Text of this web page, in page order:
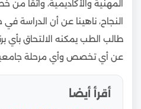
المهنية والأكاديمية، واثقا
النجاح، ناهينا عن أن
طالب الطب يمكنه الالتحاق بأي
عن أي تخصص وأي مرحلة
أقرأ أيضا